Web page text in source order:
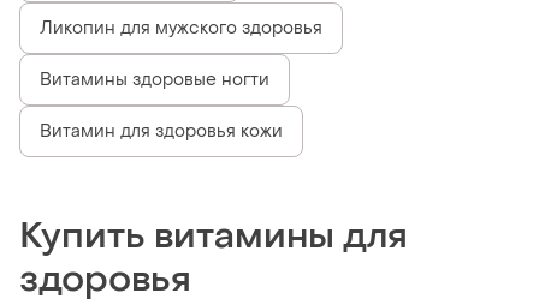
Ликопин для мужского здоровья
Витамины здоровые ногти
Витамин для здоровья кожи
Купить витамины для
здоровья